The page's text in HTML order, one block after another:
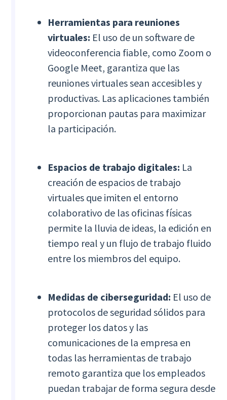
Herramientas para reuniones
virtuales: El uso de un software de
videoconferencia fiable, como Zoom o
Google Meet, garantiza que las
reuniones virtuales sean accesibles y
productivas. Las aplicaciones también
proporcionan pautas para maximizar
la participación.
Espacios de trabajo digitales: La
creación de espacios de trabajo
virtuales que imiten el entorno
colaborativo de las oficinas físicas
permite la lluvia de ideas, la edición en
tiempo real y un flujo de trabajo fluido
entre los miembros del equipo.
Medidas de ciberseguridad: El uso de
protocolos de seguridad sólidos para
proteger los datos y las
comunicaciones de la empresa en
todas las herramientas de trabajo
remoto garantiza que los empleados
puedan trabajar de forma segura desde